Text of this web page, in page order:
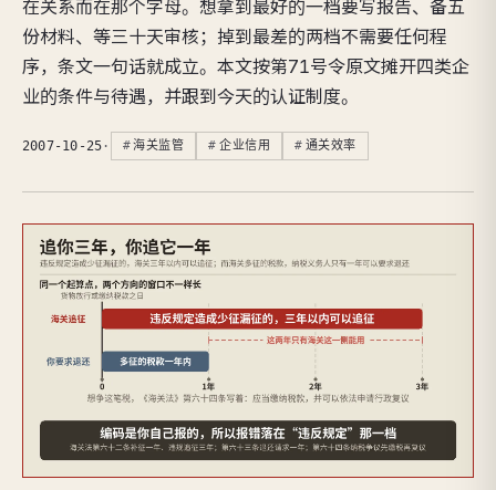
在关系而在那个字母。想拿到最好的一档要写报告、备五
份材料、等三十天审核；掉到最差的两档不需要任何程
序，条文一句话就成立。本文按第71号令原文摊开四类企
业的条件与待遇，并跟到今天的认证制度。
2007-10-25 · 海关监管 企业信用 通关效率